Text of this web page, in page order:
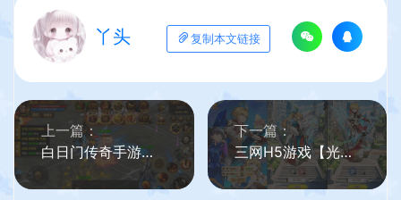
丫头 复制本文链接
上一篇：
白日门传奇手游【1.80散人传奇单职业】最新整理Win一键服务端+明文资源+GM后台+安卓苹果双端+详细搭建教程
下一篇：
三网H5游戏【光之萌约H5】最新整理Win一键服务端+多区跨服+GM授权后台+详细搭建教程